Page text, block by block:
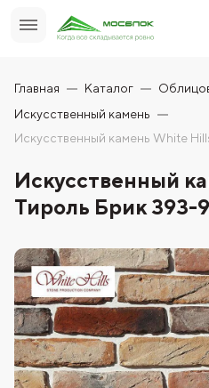
Главная Каталог
Искусственный камень
Искусственный камень White
Искусственный
Тироль Брик 393-